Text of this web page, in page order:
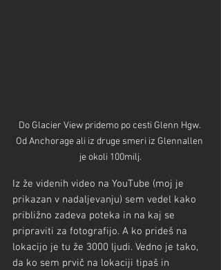
Do Glacier View pridemo po cesti Glenn Hgw.
Od Anchorage ali iz druge smeri iz Glennallen
je okoli 100milj.
Iz že videnih video na YouTube (moj je
prikazan v nadaljevanju) sem vedel kako
približno zadeva poteka in na kaj se
pripraviti za fotografijo. A ko prideš na
lokacijo je tu že 3000 ljudi. Vedno je tako,
da ko sem prvič na lokaciji tipaš in